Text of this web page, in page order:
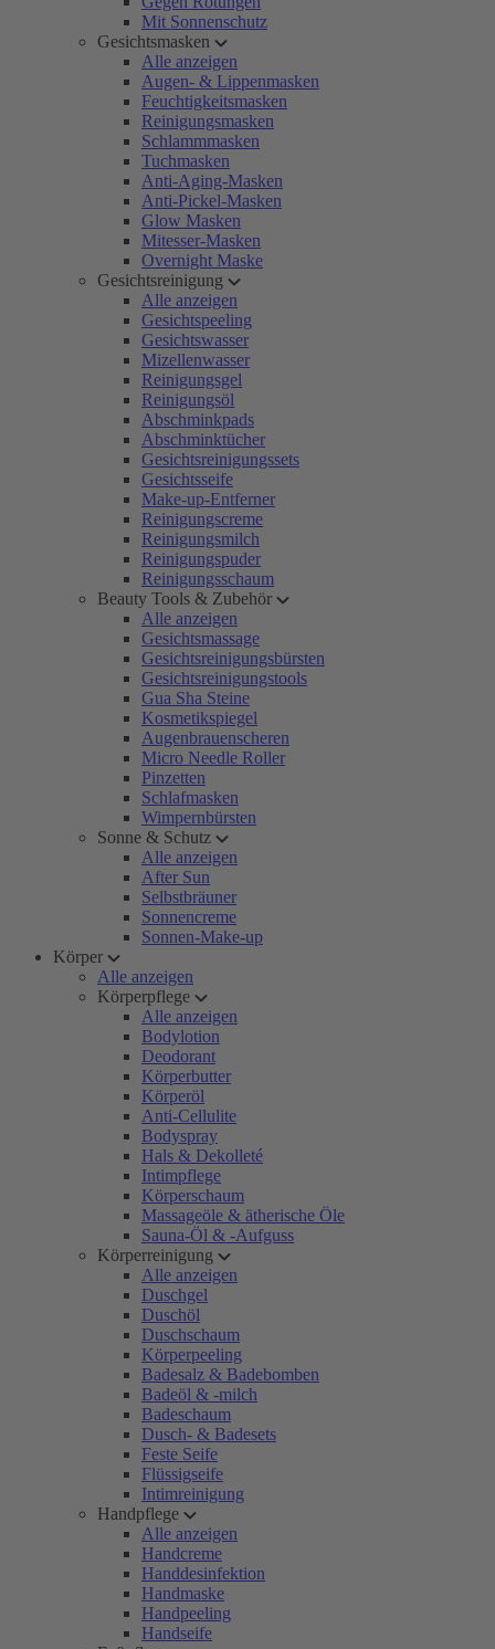
Mit Sonnenschutz
Gesichtsmasken
Alle anzeigen
Augen- & Lippenmasken
Feuchtigkeitsmasken
Reinigungsmasken
Schlammmasken
Tuchmasken
Anti-Aging-Masken
Anti-Pickel-Masken
Glow Masken
Mitesser-Masken
Overnight Maske
Gesichtsreinigung
Alle anzeigen
Gesichtspeeling
Gesichtswasser
Mizellenwasser
Reinigungsgel
Reinigungsöl
Abschminkpads
Abschminktücher
Gesichtsreinigungssets
Gesichtsseife
Make-up-Entferner
Reinigungscreme
Reinigungsmilch
Reinigungspuder
Reinigungsschaum
Beauty Tools & Zubehör
Alle anzeigen
Gesichtsmassage
Gesichtsreinigungsbürsten
Gesichtsreinigungstools
Gua Sha Steine
Kosmetikspiegel
Augenbrauenscheren
Micro Needle Roller
Pinzetten
Schlafmasken
Wimpernbürsten
Sonne & Schutz
Alle anzeigen
After Sun
Selbstbräuner
Sonnencreme
Sonnen-Make-up
Körper
Alle anzeigen
Körperpflege
Alle anzeigen
Bodylotion
Deodorant
Körperbutter
Körperöl
Anti-Cellulite
Bodyspray
Hals & Dekolleté
Intimpflege
Körperschaum
Massageöle & ätherische Öle
Sauna-Öl & -Aufguss
Körperreinigung
Alle anzeigen
Duschgel
Duschöl
Duschschaum
Körperpeeling
Badesalz & Badebomben
Badeöl & -milch
Badeschaum
Dusch- & Badesets
Feste Seife
Flüssigseife
Intimreinigung
Handpflege
Alle anzeigen
Handcreme
Handdesinfektion
Handmaske
Handpeeling
Handseife